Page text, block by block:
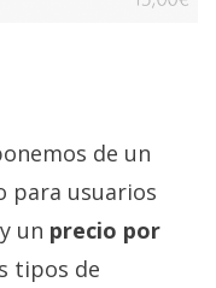
de un
para usuarios
un precio por
tipos de